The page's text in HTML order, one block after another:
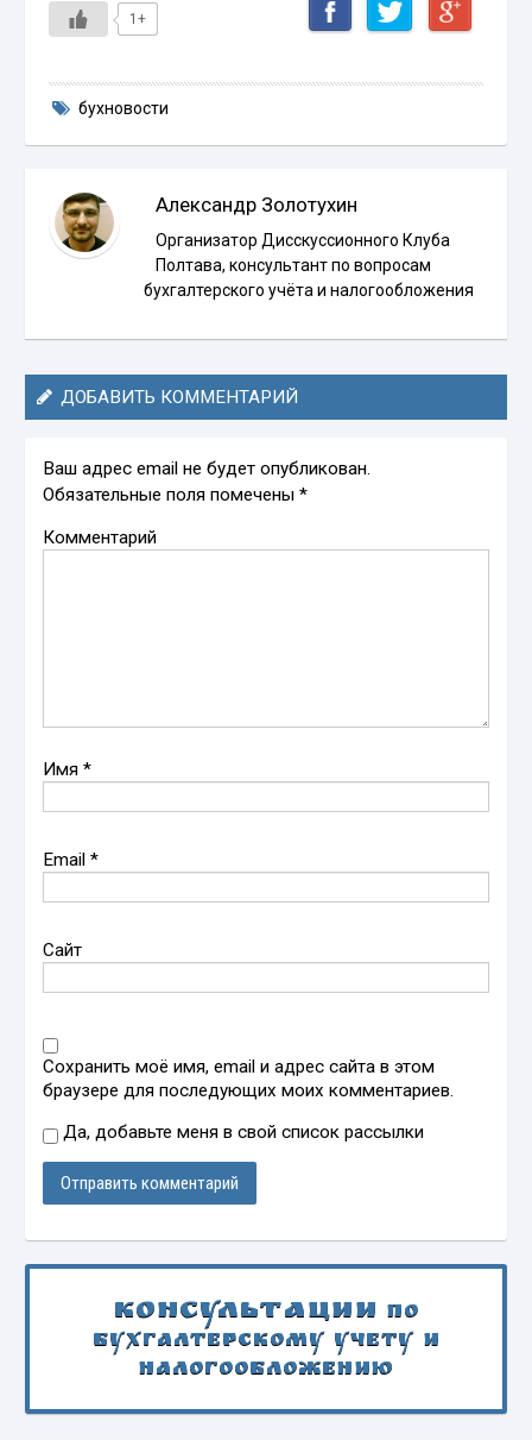
1+
бухновости
Александр Золотухин
Организатор Дисскуссионного Клуба
Полтава, консультант по вопросам
бухгалтерского учёта и налогообложения
ДОБАВИТЬ КОММЕНТАРИЙ
Ваш адрес email не будет опубликован.
Обязательные поля помечены*
Комментарий
Имя*
Email*
Сайт
Сохранить моё имя, email и адрес сайта в этом
браузере для последующих моих комментариев.
Да, добавьте меня в свой список рассылки
Консультации по
бухгалтерскому учету и
налогообложению